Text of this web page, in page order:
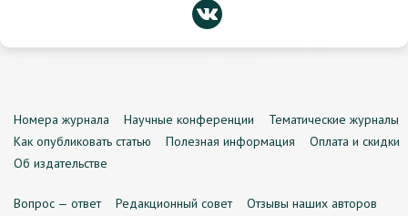
Номера журнала Научные конференции
Тематические журналы
Как опубликовать статью
Полезная информация
Оплата и скидки
Об издательстве
Вопрос — ответ Редакционный совет
Отзывы наших авторов